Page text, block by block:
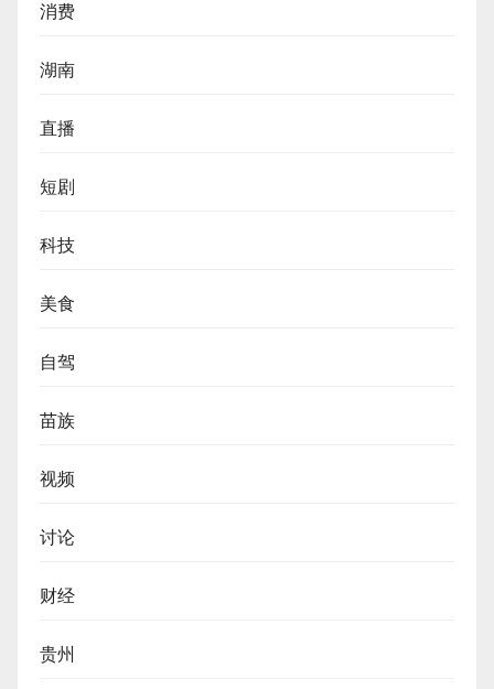
消费
湖南
直播
短剧
科技
美食
自驾
苗族
视频
讨论
财经
贵州